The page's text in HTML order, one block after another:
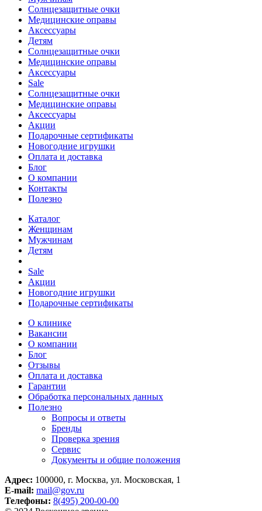
Солнцезащитные очки
Медицинские оправы
Аксессуары
Детям
Солнцезащитные очки
Медицинские оправы
Аксессуары
Sale
Солнцезащитные очки
Медицинские оправы
Аксессуары
Акции
Подарочные сертификаты
Новогодние игрушки
Оплата и доставка
Блог
О компании
Контакты
Полезно
Каталог
Женщинам
Мужчинам
Детям
Sale
Акции
Новогодние игрушки
Подарочные сертификаты
О клинике
Вакансии
О компании
Блог
Отзывы
Оплата и доставка
Гарантии
Обработка персональных данных
Полезно
Вопросы и ответы
Бренды
Проверка зрения
Сервис
Документы и общие положения
Адрес: 100000, г. Москва, ул. Московская, 1
E-mail: mail@gov.ru
Телефоны: 8(495) 200-00-00